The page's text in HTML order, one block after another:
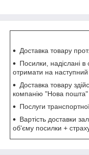
Доставка товару
Посилки, надіслані
отримати на наступний
Доставка товару
компанію "Нова
Послуги
Вартість доставки
об'єму посилки +